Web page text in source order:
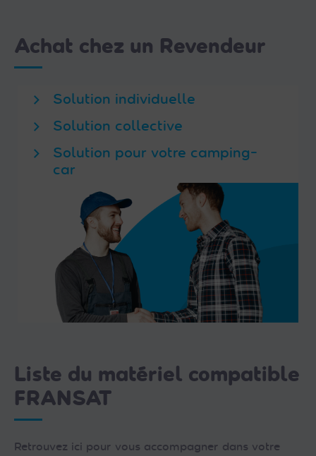
Achat chez un Revendeur
Solution individuelle
Solution collective
Solution pour votre camping-
car
Liste du matériel compatible
FRANSAT
Retrouvez ici pour vous accompagner dans votre